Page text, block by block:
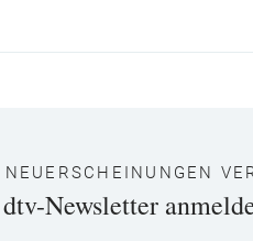
Newsletter